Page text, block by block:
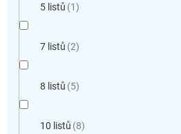
5 listů 1
7 listů 2
8 listů 5
10 listů 8